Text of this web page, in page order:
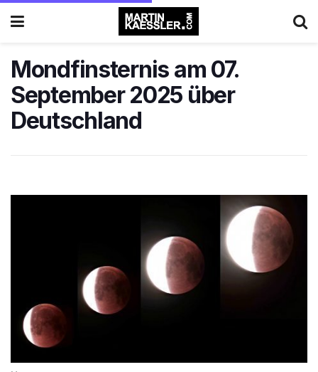
Mondfinsternis am 07.
September 2025 über
Deutschland